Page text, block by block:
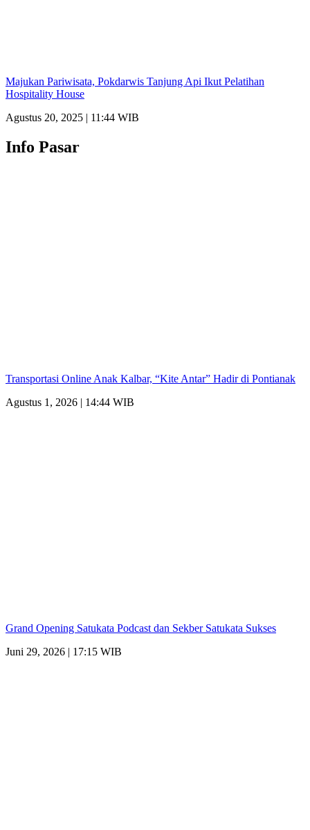
Majukan Pariwisata, Pokdarwis Tanjung Api Ikut Pelatihan
Hospitality House
Agustus 20, 2025 | 11:44 WIB
Info Pasar
Transportasi Online Anak Kalbar, “Kite Antar” Hadir di Pontianak
Agustus 1, 2026 | 14:44 WIB
Grand Opening Satukata Podcast dan Sekber Satukata Sukses
Juni 29, 2026 | 17:15 WIB